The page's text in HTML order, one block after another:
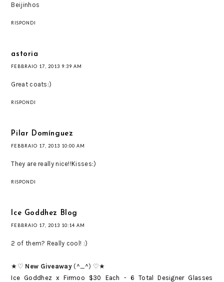
Beijinhos
RISPONDI
astoria
FEBBRAIO 17, 2013 9:39 AM
Great coats:)
RISPONDI
Pilar Domínguez
FEBBRAIO 17, 2013 10:00 AM
They are really nice!!Kisses:)
RISPONDI
Ice Goddhez Blog
FEBBRAIO 17, 2013 10:14 AM
2 of them? Really cool! :)
★♡ New Giveaway(^_^) ♡★
Ice Goddhez x Firmoo $30 Each - 6 Total Designer Glasses